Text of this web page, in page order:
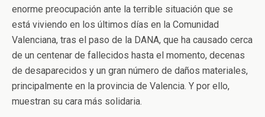
enorme preocupación ante la terrible situación que se
está viviendo en los últimos días en la Comunidad
Valenciana, tras el paso de la DANA, que ha causado cerca
de un centenar de fallecidos hasta el momento, decenas
de desaparecidos y un gran número de daños materiales,
principalmente en la provincia de Valencia. Y por ello,
muestran su cara más solidaria.